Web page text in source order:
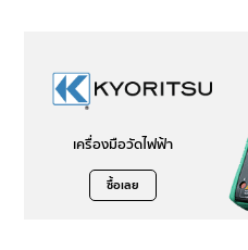
เครื่องมือวัดไฟฟ้า
ซื้อเลย